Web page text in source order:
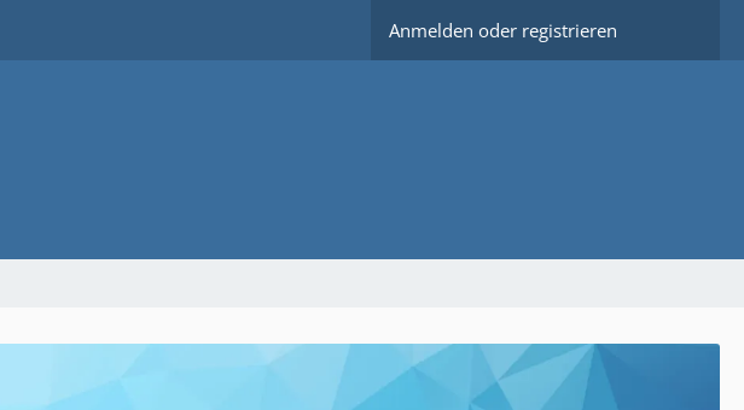
Anmelden oder registrieren